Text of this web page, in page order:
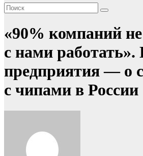
«90% компаний
с нами работать».
предприятия — о
с чипами в России